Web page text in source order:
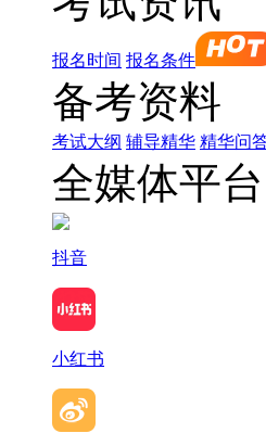
报名时间 报名条件
备考资料
考试大纲 辅导精华 精华问
全媒体平台
抖音
小红书